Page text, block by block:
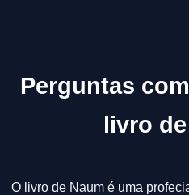
Perguntas
livro
O livro de Naum é uma